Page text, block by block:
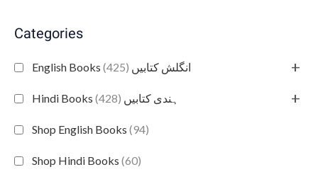
Categories
English Books انگلش کتابیں (425) +
Hindi Books ہندی کتابیں (428) +
Shop English Books (94)
Shop Hindi Books (60)